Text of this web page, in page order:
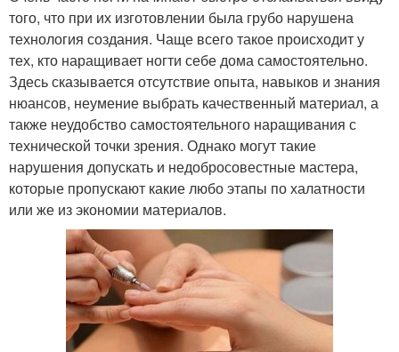
того, что при их изготовлении была грубо нарушена
технология создания. Чаще всего такое происходит у
тех, кто наращивает ногти себе дома самостоятельно.
Здесь сказывается отсутствие опыта, навыков и знания
нюансов, неумение выбрать качественный материал, а
также неудобство самостоятельного наращивания с
технической точки зрения. Однако могут такие
нарушения допускать и недобросовестные мастера,
которые пропускают какие любо этапы по халатности
или же из экономии материалов.